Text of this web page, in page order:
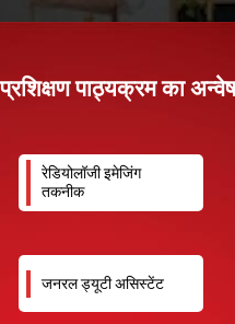
पाठ्यक्रम का
रेडियोलॉजी इमेजिंग
तकनीक
जनरल ड्यूटी असिस्टेंट